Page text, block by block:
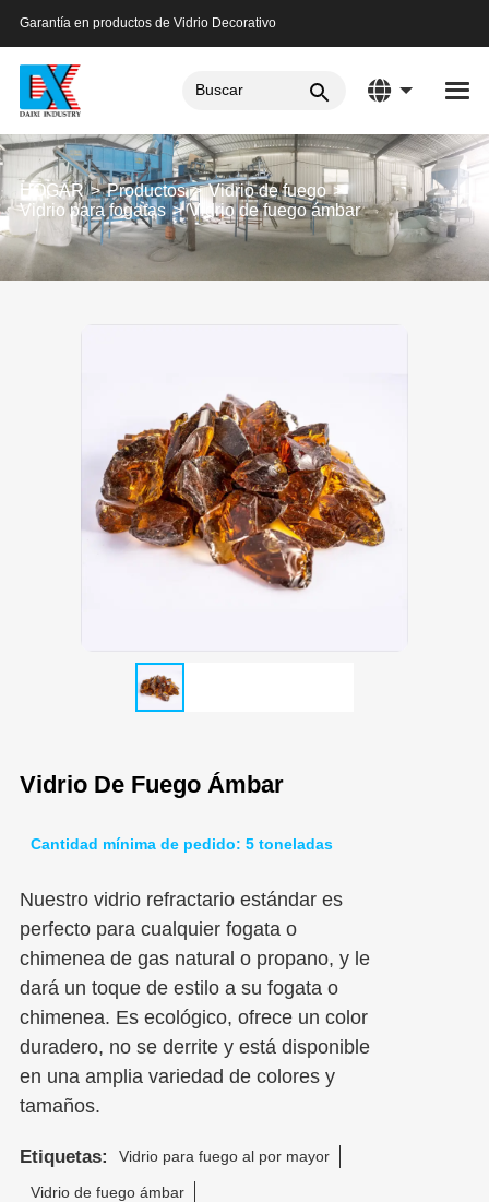
Garantía en productos de Vidrio Decorativo
HOGAR Productos
Vidrio de fuego
Vidrio para fogatas
Vidrio de fuego ámbar
Vidrio De Fuego Ámbar
Cantidad mínima de pedido: 5 toneladas
Nuestro vidrio refractario estándar es
perfecto para cualquier fogata o
chimenea de gas natural o propano, y le
dará un toque de estilo a su fogata o
chimenea. Es ecológico, ofrece un color
duradero, no se derrite y está disponible
en una amplia variedad de colores y
tamaños.
Etiquetas: Vidrio para fuego al por mayor
Vidrio de fuego ámbar